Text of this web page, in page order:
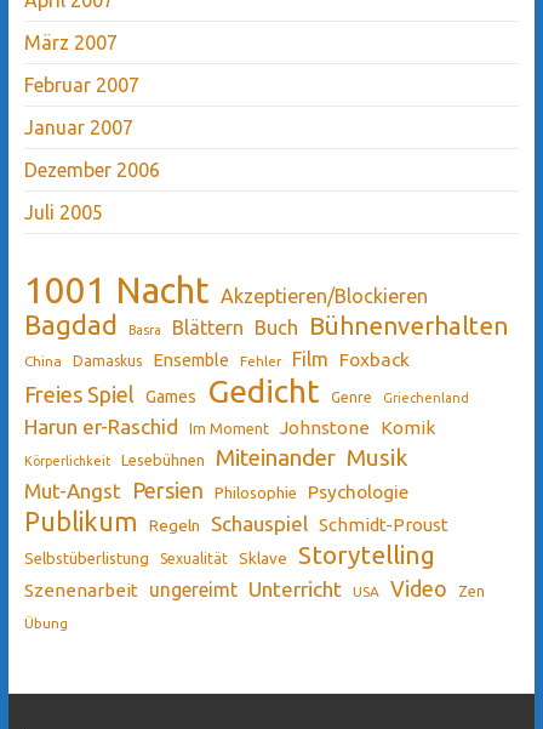
März 2007
Februar 2007
Januar 2007
Dezember 2006
Juli 2005
1001 Nacht Akzeptieren/Blockieren
Bagdad Basra Blättern Buch Bühnenverhalten
China Damaskus Ensemble Fehler Film Foxback
Freies Spiel Games Gedicht Genre Griechenland
Harun er-Raschid Im Moment Johnstone Komik
Körperlichkeit Lesebühnen Miteinander Musik
Mut-Angst Persien Philosophie Psychologie
Publikum Regeln Schauspiel Schmidt-Proust
Selbstüberlistung Sexualität Sklave Storytelling
Szenenarbeit ungereimt Unterricht USA Video Zen
Übung